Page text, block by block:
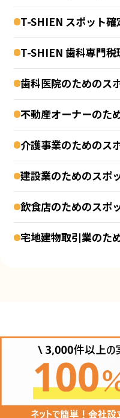
T-SHIEN スポット確
T-SHIEN 歯科専門税
歯科医院のためのス
不動産オーナーのた
介護事業のためのス
建設業のためのスポ
飲食店のためのスポ
宅地建物取引業のた